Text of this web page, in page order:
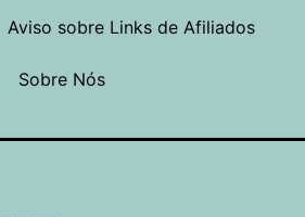
Aviso sobre Links de Afiliados
Sobre Nós